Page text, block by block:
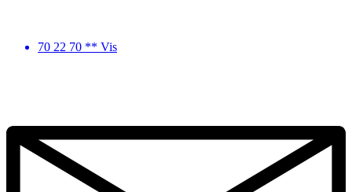
70 22 70 ** Vis